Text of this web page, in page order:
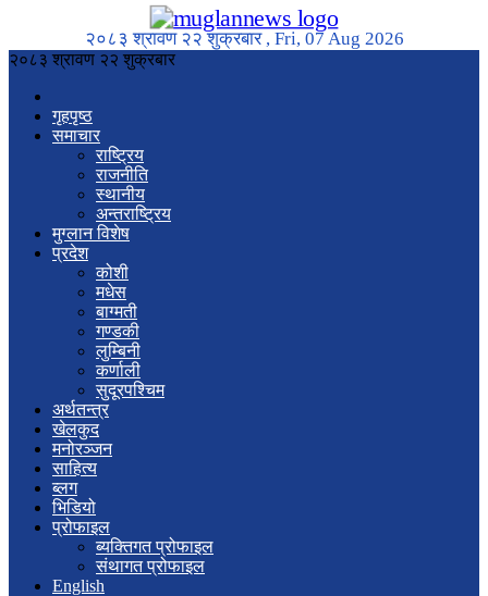
२०८३ श्रावण २२ शुक्रबार , Fri, 07 Aug 2026
२०८३ श्रावण २२ शुक्रबार
गृहपृष्ठ
समाचार
राष्ट्रिय
राजनीति
स्थानीय
अन्तराष्ट्रिय
मुग्लान विशेष
प्रदेश
कोशी
मधेस
बाग्मती
गण्डकी
लुम्बिनी
कर्णाली
सुदूरपश्चिम
अर्थतन्त्र
खेलकुद
मनोरञ्जन
साहित्य
ब्लग
भिडियो
प्रोफाइल
ब्यक्तिगत प्रोफाइल
संथागत प्रोफाइल
English